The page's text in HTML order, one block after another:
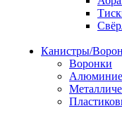
Канистры/
Воронки